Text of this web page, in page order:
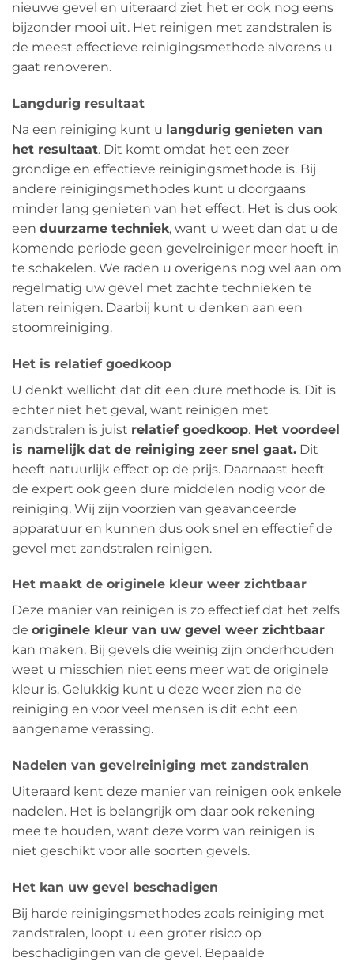
nieuwe gevel en uiteraard ziet het er ook nog eens
bijzonder mooi uit. Het reinigen met zandstralen is
de meest effectieve reinigingsmethode alvorens u
gaat renoveren.
Langdurig resultaat
Na een reiniging kunt u langdurig genieten van
het resultaat. Dit komt omdat het een zeer
grondige en effectieve reinigingsmethode is. Bij
andere reinigingsmethodes kunt u doorgaans
minder lang genieten van het effect. Het is dus ook
een duurzame techniek, want u weet dan dat u de
komende periode geen gevelreiniger meer hoeft in
te schakelen. We raden u overigens nog wel aan om
regelmatig uw gevel met zachte technieken te
laten reinigen. Daarbij kunt u denken aan een
stoomreiniging.
Het is relatief goedkoop
U denkt wellicht dat dit een dure methode is. Dit is
echter niet het geval, want reinigen met
zandstralen is juist relatief goedkoop. Het voordeel
is namelijk dat de reiniging zeer snel gaat. Dit
heeft natuurlijk effect op de prijs. Daarnaast heeft
de expert ook geen dure middelen nodig voor de
reiniging. Wij zijn voorzien van geavanceerde
apparatuur en kunnen dus ook snel en effectief de
gevel met zandstralen reinigen.
Het maakt de originele kleur weer zichtbaar
Deze manier van reinigen is zo effectief dat het zelfs
de originele kleur van uw gevel weer zichtbaar
kan maken. Bij gevels die weinig zijn onderhouden
weet u misschien niet eens meer wat de originele
kleur is. Gelukkig kunt u deze weer zien na de
reiniging en voor veel mensen is dit echt een
aangename verassing.
Nadelen van gevelreiniging met zandstralen
Uiteraard kent deze manier van reinigen ook enkele
nadelen. Het is belangrijk om daar ook rekening
mee te houden, want deze vorm van reinigen is
niet geschikt voor alle soorten gevels.
Het kan uw gevel beschadigen
Bij harde reinigingsmethodes zoals reiniging met
zandstralen, loopt u een groter risico op
beschadigingen van de gevel. Bepaalde